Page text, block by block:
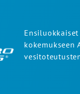
kokemukseen